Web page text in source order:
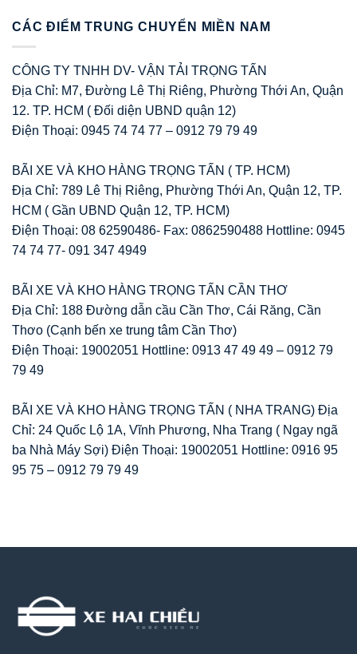
CÁC ĐIỂM TRUNG CHUYỂN MIỀN NAM
CÔNG TY TNHH DV- VẬN TẢI TRỌNG TẤN
Địa Chỉ: M7, Đường Lê Thị Riêng, Phường Thới An, Quận
12. TP. HCM ( Đối diện UBND quận 12)
Điện Thoại: 0945 74 74 77 – 0912 79 79 49
BÃI XE VÀ KHO HÀNG TRỌNG TẤN ( TP. HCM)
Địa Chỉ: 789 Lê Thị Riêng, Phường Thới An, Quận 12, TP.
HCM ( Gần UBND Quận 12, TP. HCM)
Điện Thoại: 08 62590486- Fax: 0862590488 Hottline: 0945
74 74 77- 091 347 4949
BÃI XE VÀ KHO HÀNG TRỌNG TẤN CẦN THƠ
Địa Chỉ: 188 Đường dẫn cầu Cần Thơ, Cái Răng, Cần
Thơo (Cạnh bến xe trung tâm Cần Thơ)
Điện Thoại: 19002051 Hottline: 0913 47 49 49 – 0912 79
79 49
BÃI XE VÀ KHO HÀNG TRỌNG TẤN ( NHA TRANG) Địa
Chỉ: 24 Quốc Lộ 1A, Vĩnh Phương, Nha Trang ( Ngay ngã
ba Nhà Máy Sợi) Điện Thoại: 19002051 Hottline: 0916 95
95 75 – 0912 79 79 49